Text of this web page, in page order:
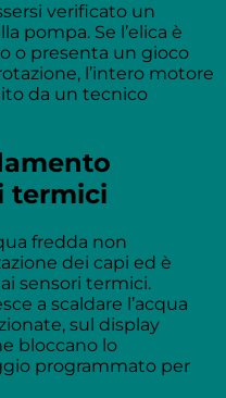
verificato un
pompa. Se l’elica è
o presenta un gioco
l’intero motore
da un tecnico
termici
fredda non
dei capi ed è
sensori termici.
a scaldare l’acqua
sul display
bloccano lo
programmato per